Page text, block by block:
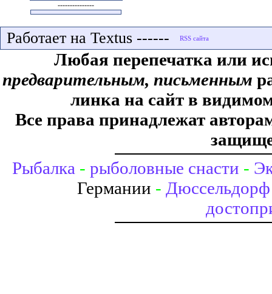
---------------
Работает на Textus ------
Любая перепечатка или
предварительным, письменным
линка на сайт в
Все права принадлежат
Рыбалка - рыболовные снасти -
Германии - Дюссельдорф